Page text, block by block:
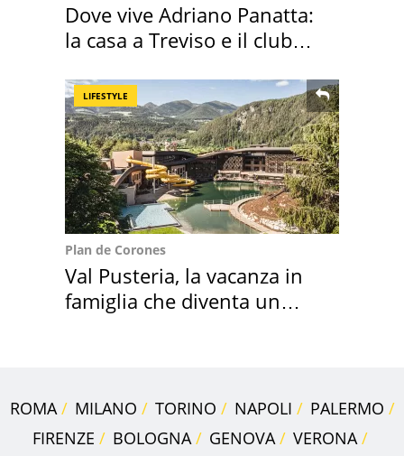
Dove vive Adriano Panatta:
la casa a Treviso e il club
LIFESTYLE
Plan de Corones
Val Pusteria, la vacanza in
famiglia che diventa un
ROMA MILANO TORINO NAPOLI
PALERMO
FIRENZE
BOLOGNA GENOVA
VERONA